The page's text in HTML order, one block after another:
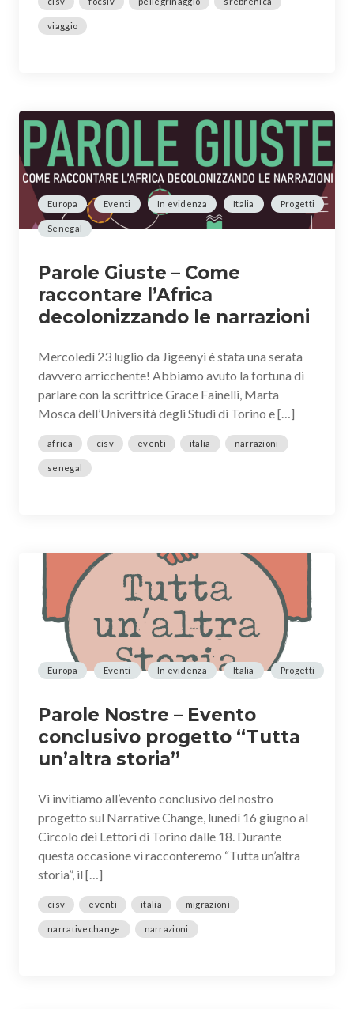
viaggio
Europa Eventi In evidenza Italia Progetti
Senegal
Parole Giuste – Come
raccontare l’Africa
decolonizzando le narrazioni
Mercoledì 23 luglio da Jigeenyi è stata una serata
davvero arricchente! Abbiamo avuto la fortuna di
parlare con la scrittrice Grace Fainelli, Marta
Mosca dell’Università degli Studi di Torino e […]
africa cisv eventi italia narrazioni
senegal
Europa Eventi In evidenza Italia Progetti
Parole Nostre – Evento
conclusivo progetto “Tutta
un’altra storia”
Vi invitiamo all’evento conclusivo del nostro
progetto sul Narrative Change, lunedì 16 giugno al
Circolo dei Lettori di Torino dalle 18. Durante
questa occasione vi racconteremo “Tutta un’altra
storia”, il […]
cisv eventi italia migrazioni
narrativechange narrazioni